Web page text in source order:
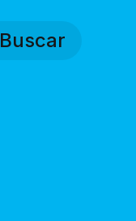
Buscar